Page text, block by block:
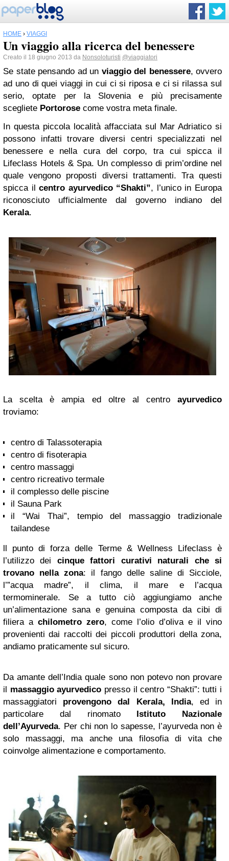
HOME › VIAGGI
Un viaggio alla ricerca del benessere
Creato il 18 giugno 2013 da Nonsoloturisti @viaggiatori
Se state pensando ad un viaggio del benessere, ovvero
ad uno di quei viaggi in cui ci si riposa e ci si rilassa sul
serio, optate per la Slovenia e più precisamente
scegliete Portorose come vostra meta finale.
In questa piccola località affacciata sul Mar Adriatico si
possono infatti trovare diversi centri specializzati nel
benessere e nella cura del corpo, tra cui spicca il
Lifeclass Hotels & Spa. Un complesso di prim’ordine nel
quale vengono proposti diversi trattamenti. Tra questi
spicca ilcentro ayurvedico “Shakti”, l’unico in Europa
riconosciuto ufficialmente dal governo indiano del
Kerala.
La scelta è ampia ed oltre al centro ayurvedico
troviamo:
centro di Talassoterapia
centro di fisoterapia
centro massaggi
centro ricreativo termale
il complesso delle piscine
il Sauna Park
il “Wai Thai”, tempio del massaggio tradizionale
tailandese
ll punto di forza delle Terme & Wellness Lifeclass è
l’utilizzo dei cinque fattori curativi naturali che si
trovano nella zona: il fango delle saline di Sicciole,
l’”acqua madre”, il clima, il mare e l’acqua
termominerale. Se a tutto ciò aggiungiamo anche
un’alimentazione sana e genuina composta da cibi di
filiera a chilometro zero, come l’olio d’oliva e il vino
provenienti dai raccolti dei piccoli produttori della zona,
andiamo praticamente sul sicuro.
Da amante dell’India quale sono non potevo non provare
il massaggio ayurvedico presso il centro “Shakti”: tutti i
massaggiatori provengono dal Kerala, India, ed in
particolare dal rinomato Istituto Nazionale
dell’Ayurveda. Per chi non lo sapesse, l’ayurveda non è
solo massaggi, ma anche una filosofia di vita che
coinvolge alimentazione e comportamento.